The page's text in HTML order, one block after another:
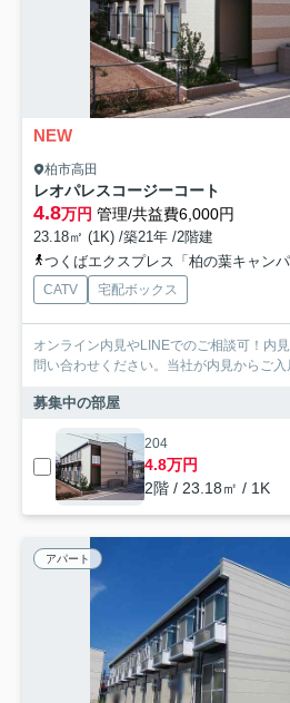
NEW
柏市高田
レオパレスコージーコート
4.8万円 管理/共益費6,000円
23.18㎡ (1K) /築21年 /2階建
つくばエクスプレス「柏の葉キャン
CATV 宅配ボックス
オンライン内見やLINEでのご相談可！内
問い合わせください。当社が内見からご
募集中の部屋
204
4.8万円
2階 / 23.18㎡ / 1K
アパート